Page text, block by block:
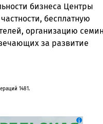
бизнеса Центры
бесплатную
организацию
за развитие
1481.